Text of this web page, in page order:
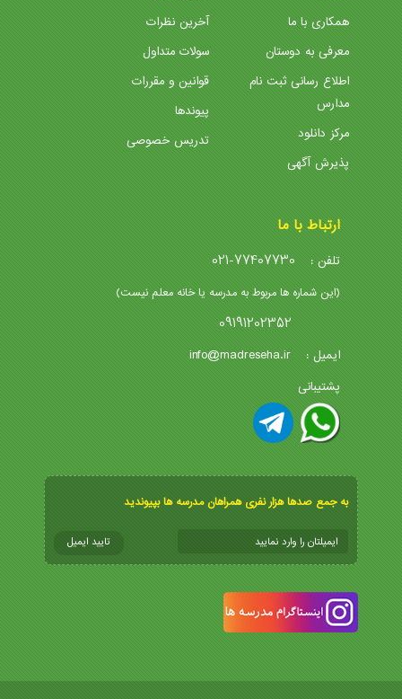
همکاری با ما
معرفی به دوستان
اطلاع رسانی ثبت نام
مدارس
مرکز دانلود
پذیرش آگهی
آخرین نظرات
سولات متداول
قوانین و مقررات
پیوندها
تدریس خصوصی
ارتباط با ما
تلفن : 021-77407730
(این شماره ها مربوط به مدرسه یا خانه معلم نیست)
09191202352
ایمیل : info@madreseha.ir
پشتیبانی
به جمع صدها هزار نفری همراهان مدرسه ها بپیوندید